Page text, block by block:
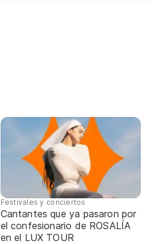
Festivales y conciertos
Cantantes que ya pasaron por
el confesionario de ROSALÍA
en el LUX TOUR